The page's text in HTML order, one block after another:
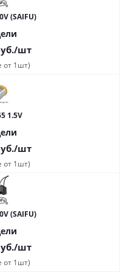
(SAIFU)
/шт
от 1шт)
1.5V
/шт
от 1шт)
(SAIFU)
/шт
от 1шт)